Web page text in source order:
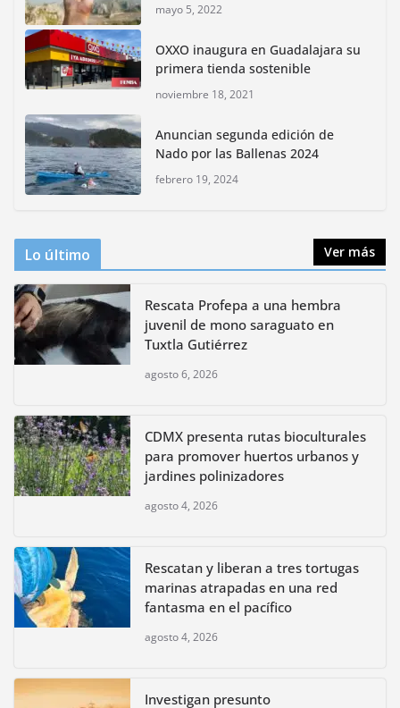
Rompe CDMX récords Reto Naturalista Urbano 2026 y
lidera la biodiversidad nacional
mayo 18, 2026
bioculturales para promover
huertos urbanos y jardines
polinizadores
mayo 5, 2022
OXXO inaugura en Guadalajara su
primera tienda sostenible
noviembre 18, 2021
Anuncian segunda edición de
Nado por las Ballenas 2024
febrero 19, 2024
Lo último Ver más
Rescata Profepa a una hembra
juvenil de mono saraguato en
Tuxtla Gutiérrez
agosto 6, 2026
CDMX presenta rutas bioculturales
para promover huertos urbanos y
jardines polinizadores
agosto 4, 2026
Rescatan y liberan a tres tortugas
marinas atrapadas en una red
fantasma en el pacífico
agosto 4, 2026
Investigan presunto